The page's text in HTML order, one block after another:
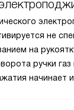
не
на
ручки газ
начинает